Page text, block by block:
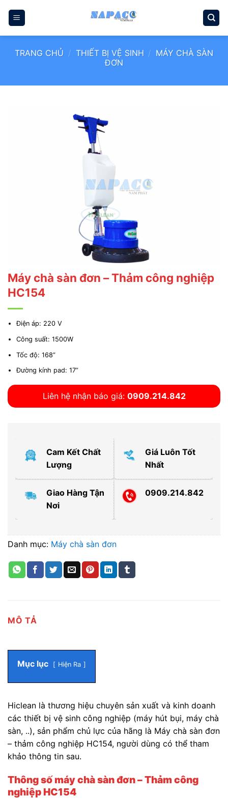
qua
TRANG CHỦ / THIẾT BỊ VỆ SINH / MÁY CHÀ SÀN
ĐƠN
Máy chà sàn đơn – Thảm công nghiệp
HC154
Điện áp: 220 V
Công suất: 1500W
Tốc độ: 168”
Đường kính pad: 17”
Liên hệ nhận báo giá: 0909.214.842
Cam Kết Chất
Lượng
Giá Luôn Tốt
Nhất
Giao Hàng Tận
Nơi
0909.214.842
Danh mục: Máy chà sàn đơn
MÔ TẢ
Mục lục Hiện Ra
Hiclean là thương hiệu chuyên sản xuất và kinh doanh
các thiết bị vệ sinh công nghiệp (máy hút bụi, máy chà
sàn, ..), sản phẩm chủ lực của hãng là Máy chà sàn đơn
– thảm công nghiệp HC154, người dùng có thể tham
khảo thông tin sau.
Thông số máy chà sàn đơn – Thảm công
nghiệp HC154